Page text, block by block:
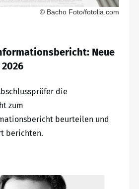
© Bacho Foto/fotolia.com
Neue
die
zum
beurteilen und
berichten.